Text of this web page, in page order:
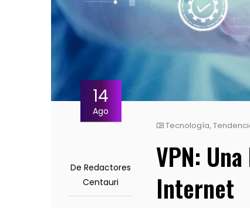
14
Ago
De Redactores
Centauri
Tecnología,
VPN:
Internet